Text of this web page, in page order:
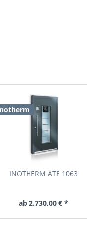
INOTHERM ATE 1063
ab 2.730,00 € *